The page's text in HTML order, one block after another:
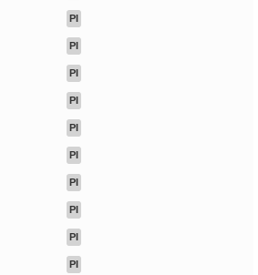
PI
PI
PI
PI
PI
PI
PI
PI
PI
PI